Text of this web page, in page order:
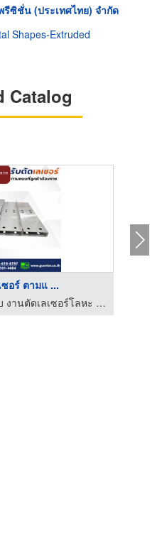
รีซิชั่น (ประเทศไทย) จำกัด
Shapes-Extruded
Catalog
ซอร์ ตามแ ...
รับตัดเลเซอร์ตามแบบ งานตัดเลเซอร์โลหะ เหล็ก สแตนเลส